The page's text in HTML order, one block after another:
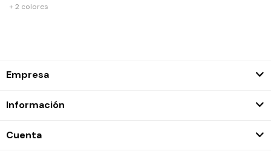
+ 2 colores
Empresa
Información
Cuenta